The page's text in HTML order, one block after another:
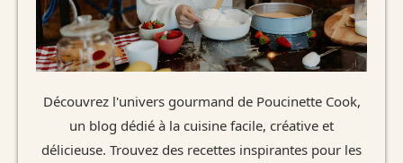
Découvrez l'univers gourmand de Poucinette Cook,
un blog dédié à la cuisine facile, créative et
délicieuse. Trouvez des recettes inspirantes pour les